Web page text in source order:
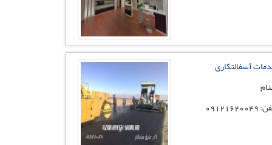
آسفالتکاری